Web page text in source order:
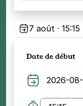
7 août · 15:15
Date de début